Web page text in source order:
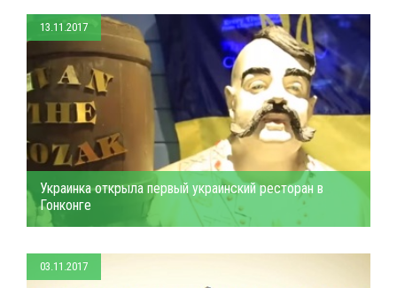
Украинка открыла первый украинский ресторан в
Гонконге
13.11.2017
03.11.2017